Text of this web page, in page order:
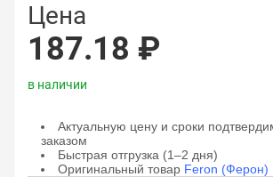
Цена
187.18 ₽
в наличии
Актуальную цену и сроки
заказом
Быстрая отгрузка (1–2 дня)
Оригинальный товар Feron (Ферон)